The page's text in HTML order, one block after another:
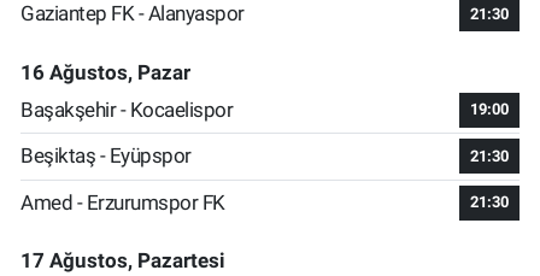
Gaziantep FK - Alanyaspor 21:30
16 Ağustos, Pazar
Başakşehir - Kocaelispor
19:00
Beşiktaş - Eyüpspor 21:30
Amed - Erzurumspor FK 21:30
17 Ağustos, Pazartesi